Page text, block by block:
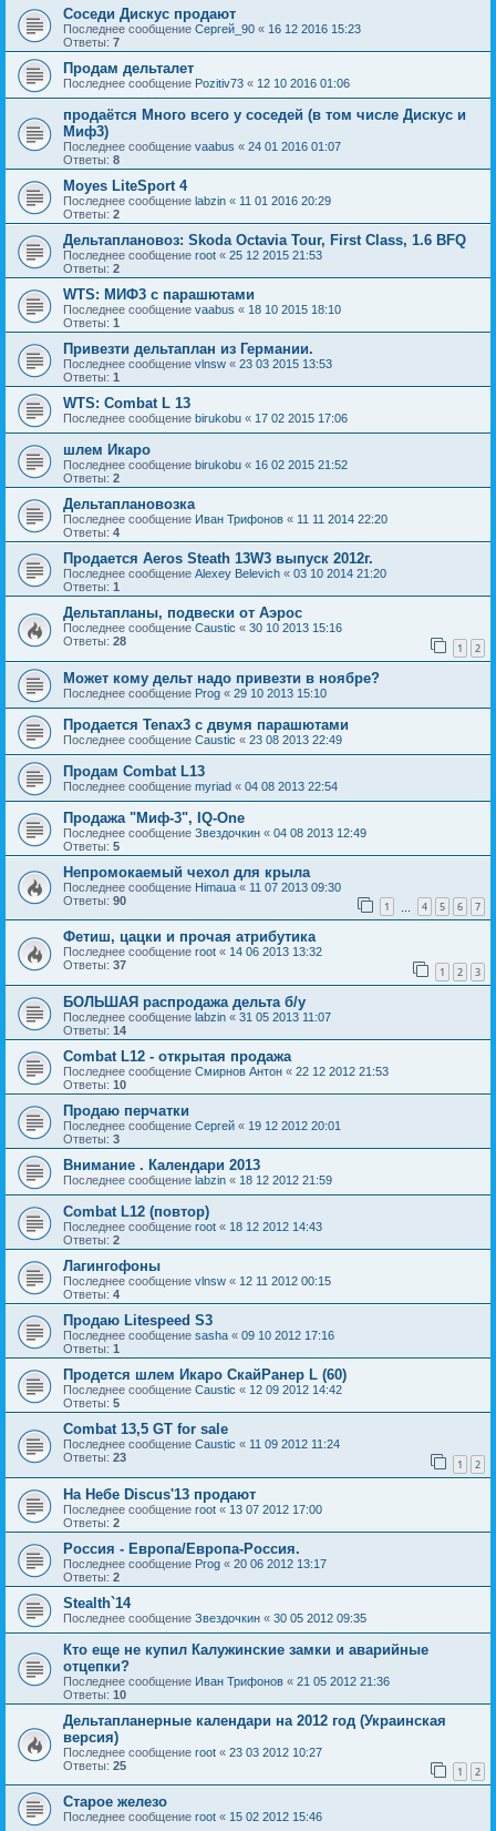
Соседи Дискус продают
Последнее сообщение Сергей_90 « 16 12 2016 15:23
Ответы: 7
Продам дельталет
Последнее сообщение Pozitiv73 « 12 10 2016 01:06
продаётся Много всего у соседей (в том числе Дискус и
Миф3)
Последнее сообщение vaabus « 24 01 2016 01:07
Ответы: 8
Moyes LiteSport 4
Последнее сообщение labzin « 11 01 2016 20:29
Ответы: 2
Дельтаплановоз: Skoda Octavia Tour, First Class, 1.6 BFQ
Последнее сообщение root « 25 12 2015 21:53
Ответы: 2
WTS: МИФ3 с парашютами
Последнее сообщение vaabus « 18 10 2015 18:10
Ответы: 1
Привезти дельтаплан из Германии.
Последнее сообщение vlnsw « 23 03 2015 13:53
Ответы: 1
WTS: Combat L 13
Последнее сообщение birukobu « 17 02 2015 17:06
шлем Икаро
Последнее сообщение birukobu « 16 02 2015 21:52
Ответы: 2
Дельтаплановозка
Последнее сообщение Иван Трифонов « 11 11 2014 22:20
Ответы: 4
Продается Aeros Steath 13W3 выпуск 2012г.
Последнее сообщение Alexey Belevich « 03 10 2014 21:20
Ответы: 1
Дельтапланы, подвески от Аэрос
Последнее сообщение Caustic « 30 10 2013 15:16
Ответы: 28 1 2
Может кому дельт надо привезти в ноябре?
Последнее сообщение Prog « 29 10 2013 15:10
Продается Tenax3 с двумя парашютами
Последнее сообщение Caustic « 23 08 2013 22:49
Продам Combat L13
Последнее сообщение myriad « 04 08 2013 22:54
Продажа "Миф-3", IQ-One
Последнее сообщение Звездочкин « 04 08 2013 12:49
Ответы: 5
Непромокаемый чехол для крыла
Последнее сообщение Himaua « 11 07 2013 09:30
Ответы: 90 1 4 5 6 7
Фетиш, цацки и прочая атрибутика
Последнее сообщение root « 14 06 2013 13:32
Ответы: 37 1 2 3
БОЛЬШАЯ распродажа дельта б/у
Последнее сообщение labzin « 31 05 2013 11:07
Ответы: 14
Combat L12 - открытая продажа
Последнее сообщение Смирнов Антон « 22 12 2012 21:53
Ответы: 10
Продаю перчатки
Последнее сообщение Сергей « 19 12 2012 20:01
Ответы: 3
Внимание . Календари 2013
Последнее сообщение labzin « 18 12 2012 21:59
Combat L12 (повтор)
Последнее сообщение root « 18 12 2012 14:43
Ответы: 2
Лагингофоны
Последнее сообщение vlnsw « 12 11 2012 00:15
Ответы: 4
Продаю Litespeed S3
Последнее сообщение sasha « 09 10 2012 17:16
Ответы: 1
Продется шлем Икаро СкайРанер L (60)
Последнее сообщение Caustic « 12 09 2012 14:42
Ответы: 5
Combat 13,5 GT for sale
Последнее сообщение Caustic « 11 09 2012 11:24
Ответы: 23 1 2
На Небе Discus'13 продают
Последнее сообщение root « 13 07 2012 17:00
Ответы: 2
Россия - Европа/Европа-Россия.
Последнее сообщение Prog « 20 06 2012 13:17
Ответы: 2
Stealth`14
Последнее сообщение Звездочкин « 30 05 2012 09:35
Кто еще не купил Калужинские замки и аварийные
отцепки?
Последнее сообщение Иван Трифонов « 21 05 2012 21:36
Ответы: 10
Дельтапланерные календари на 2012 год (Украинская
версия)
Последнее сообщение root « 23 03 2012 10:27
Ответы: 25 1 2
Старое железо
Последнее сообщение root « 15 02 2012 15:46